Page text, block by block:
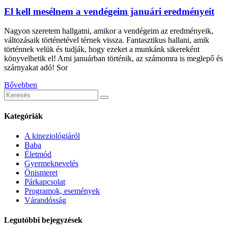
El kell mesélnem a vendégeim januári eredményeit
Nagyon szeretem hallgatni, amikor a vendégeim az eredményeik,
változásaik történetével térnek vissza. Fantasztikus hallani, amik
történnek velük és tudják, hogy ezeket a munkánk sikereként
könyvelhetik el! Ami januárban történik, az számomra is meglepő és
szárnyakat adó! Sor
Bővebben
Keresés
erre:
Kategóriák
A kineziológiáról
Baba
Életmód
Gyermeknevelés
Önismeret
Párkapcsolat
Programok, események
Várandósság
Legutóbbi bejegyzések